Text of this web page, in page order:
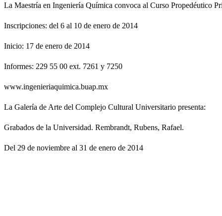
La Maestría en Ingeniería Química convoca al Curso Propedéutico
Inscripciones: del 6 al 10 de enero de 2014
Inicio: 17 de enero de 2014
Informes: 229 55 00 ext. 7261 y 7250
www.ingenieriaquimica.buap.mx
La Galería de Arte del Complejo Cultural Universitario presenta:
Grabados de la Universidad. Rembrandt, Rubens, Rafael.
Del 29 de noviembre al 31 de enero de 2014